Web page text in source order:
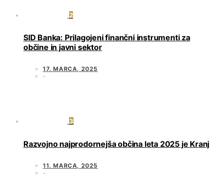
2
SID Banka: Prilagojeni finančni instrumenti za
občine in javni sektor
17. MARCA, 2025
3
Razvojno najprodornejša občina leta 2025 je Kranj
11. MARCA, 2025